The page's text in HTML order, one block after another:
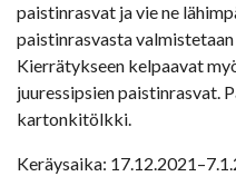
paistinrasvat ja vie ne
paistinrasvasta
Kierrätykseen kelpaavat
juuressipsien paistinrasvat.
kartonkitölkki.
Keräysaika: